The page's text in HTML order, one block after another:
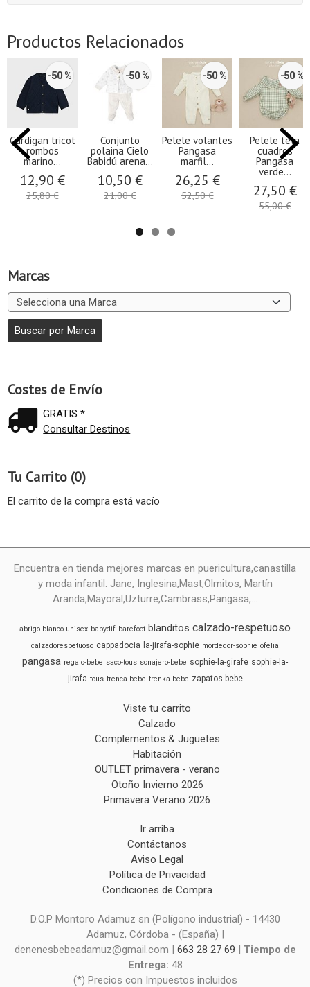
Marcas
Costes de Envío
GRATIS *
Consultar Destinos
Tu Carrito (0)
El carrito de la compra está vacío
Productos Relacionados
-50 %
Cárdigan tricot
rombos
marino...
12,90 €
25,80 €
-50 %
Conjunto
polaina Cielo
Babidú arena...
10,50 €
21,00 €
-50 %
Pelele volantes
Pangasa
marfil...
26,25 €
52,50 €
-50 %
Pelele tela
cuadros
Pangasa
verde...
27,50 €
55,00 €
Encuentra en tienda mejores marcas en puericultura,canastilla
y moda infantil. Jane, Inglesina,Mast,Olmitos, Martín
Aranda,Mayoral,Uzturre,Cambrass,Pangasa,...
abrigo-blanco-unisex babydif barefoot blanditos calzado-respetuoso
calzadorespetuoso cappadocia la-jirafa-sophie mordedor-sophie ofelia
pangasa regalo-bebe saco-tous sonajero-bebe sophie-la-girafe sophie-la-
jirafa tous trenca-bebe trenka-bebe zapatos-bebe
Viste tu carrito
Calzado
Complementos & Juguetes
Habitación
OUTLET primavera - verano
Otoño Invierno 2026
Primavera Verano 2026
Ir arriba
Contáctanos
Aviso Legal
Política de Privacidad
Condiciones de Compra
D.O.P Montoro Adamuz sn (Polígono industrial) - 14430
Adamuz, Córdoba - (España) |
denenesbebeadamuz@gmail.com | 663 28 27 69 | Tiempo de
Entrega: 48
(*) Precios con Impuestos incluidos